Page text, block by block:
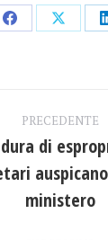
Condividi
PRECEDENTE
Post
di
ministero